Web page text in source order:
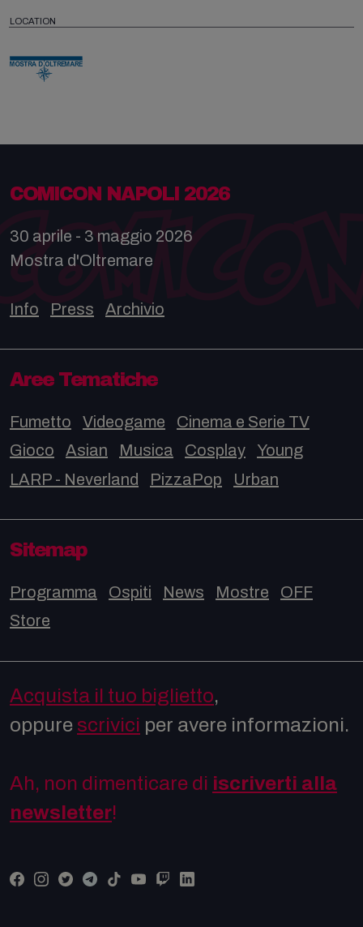
LOCATION
COMICON NAPOLI 2026
30 aprile - 3 maggio 2026
Mostra d'Oltremare
Info Press Archivio
Aree Tematiche
Fumetto Videogame
Cinema e Serie TV
Gioco
Asian Musica Cosplay
Young
LARP - Neverland
PizzaPop Urban
Sitemap
Programma Ospiti News Mostre
OFF
Store
Acquista il tuo biglietto,
oppure scrivici per avere informazioni.
Ah, non dimenticare di iscriverti alla
newsletter!